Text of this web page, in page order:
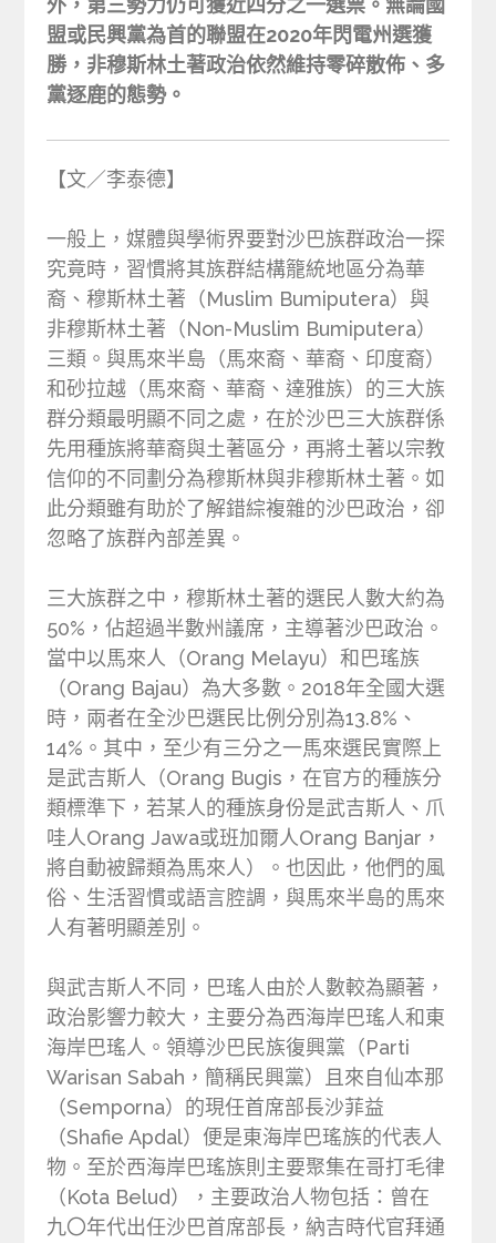
盟或民興黨為首的聯盟在2020年閃電州選獲
勝，非穆斯林土著政治依然維持零碎散佈、多
黨逐鹿的態勢。
【文／李泰德】
一般上，媒體與學術界要對沙巴族群政治一探
究竟時，習慣將其族群結構籠統地區分為華
裔、穆斯林土著（Muslim Bumiputera）與
非穆斯林土著（Non-Muslim Bumiputera）
三類。與馬來半島（馬來裔、華裔、印度裔）
和砂拉越（馬來裔、華裔、達雅族）的三大族
群分類最明顯不同之處，在於沙巴三大族群係
先用種族將華裔與土著區分，再將土著以宗教
信仰的不同劃分為穆斯林與非穆斯林土著。如
此分類雖有助於了解錯綜複雜的沙巴政治，卻
忽略了族群內部差異。
三大族群之中，穆斯林土著的選民人數大約為
50%，佔超過半數州議席，主導著沙巴政治。
當中以馬來人（Orang Melayu）和巴瑤族
（Orang Bajau）為大多數。2018年全國大選
時，兩者在全沙巴選民比例分別為13.8%、
14%。其中，至少有三分之一馬來選民實際上
是武吉斯人（Orang Bugis，在官方的種族分
類標準下，若某人的種族身份是武吉斯人、爪
哇人Orang Jawa或班加爾人Orang Banjar，
將自動被歸類為馬來人）。也因此，他們的風
俗、生活習慣或語言腔調，與馬來半島的馬來
人有著明顯差別。
與武吉斯人不同，巴瑤人由於人數較為顯著，
政治影響力較大，主要分為西海岸巴瑤人和東
海岸巴瑤人。領導沙巴民族復興黨（Parti
Warisan Sabah，簡稱民興黨）且來自仙本那
（Semporna）的現任首席部長沙菲益
（Shafie Apdal）便是東海岸巴瑤族的代表人
物。至於西海岸巴瑤族則主要聚集在哥打毛律
（Kota Belud），主要政治人物包括：曾在
九〇年代出任沙巴首席部長，納吉時代官拜通